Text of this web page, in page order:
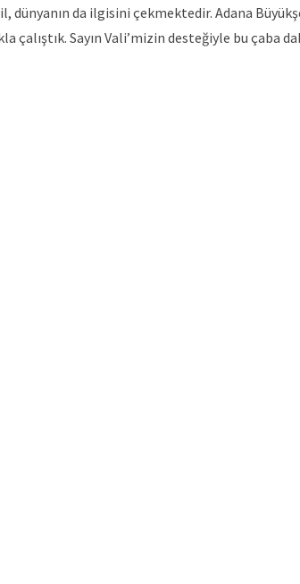
dünyanın da ilgisini çekmektedir. Adana
Sayın Vali’mizin desteğiyle bu çaba